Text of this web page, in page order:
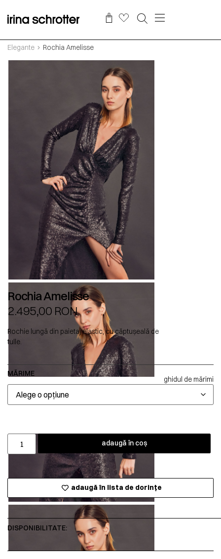
Elegante Rochia Amelisse
Rochia Amelisse
2.495,00 RON
Rochie lungă din paietaj elastic, cu căptușeală de
tulle.
MĂRIME
ghidul de mărimi
adaugă în coș
adaugă în lista de dorințe
DISPONIBILITATE: